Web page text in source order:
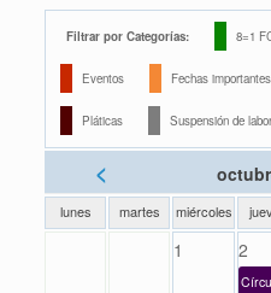
Filtrar por Categorías: 8=1
Eventos Fechas importantes
Pláticas Suspensión de
<
lunes martes miércoles
1 2